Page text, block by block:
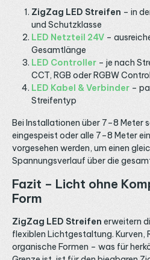
ZigZag LED Streifen – in
und Schutzklasse
LED Netzteil 24V –
Gesamtlänge
LED Controller – je nach
CCT, RGB oder RGBW
LED Kabel & Verbinder –
Streifentyp
Bei Installationen über 7–8 Meter
eingespeist oder alle 7–8 Meter
vorgesehen werden, um einen
Spannungsverlauf über die
Fazit – Licht ohne
Form
ZigZag LED Streifen erweitern
flexiblen Lichtgestaltung. Kurven,
organische Formen – was für